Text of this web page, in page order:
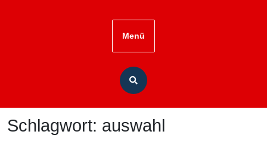
Menü
Schlagwort: auswahl